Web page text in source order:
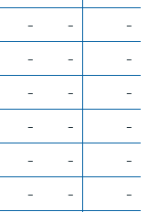
– – –
– – –
– – –
– – –
– – –
– – –